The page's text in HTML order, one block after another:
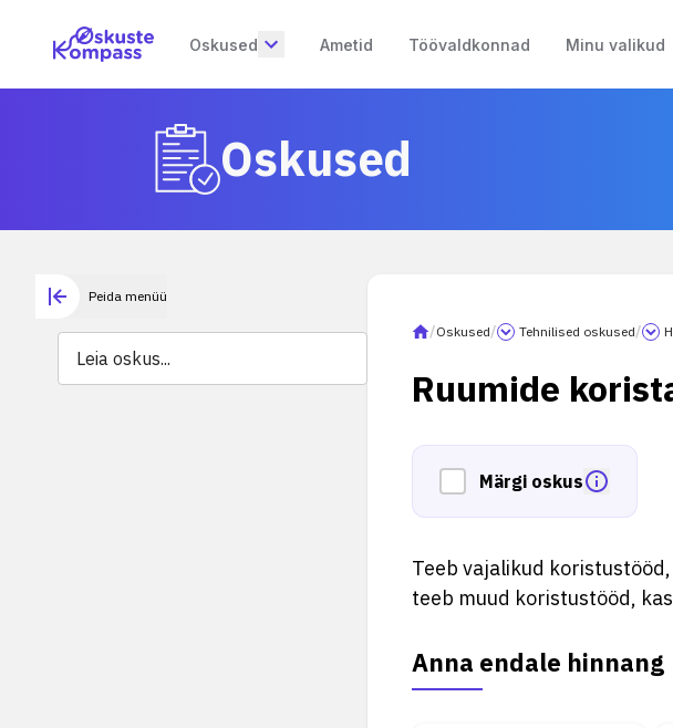
Oskused Ametid Töövaldkonnad Minu valikud
Oskused
Peida menüü
/Oskused/ Tehnilised oskused/
Ruumide
Märgi oskus
Teeb vajalikud
teeb muud koristustööd,
Anna endale hinnang